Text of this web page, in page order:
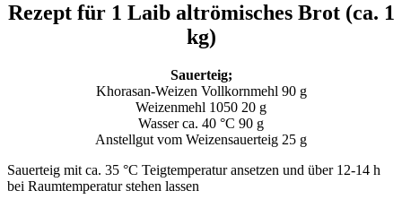
Rezept für 1 Laib altrömisches Brot (ca. 1
kg)
Sauerteig;
Khorasan-Weizen Vollkornmehl 90 g
Weizenmehl 1050 20 g
Wasser ca. 40 °C 90 g
Anstellgut vom Weizensauerteig 25 g
Sauerteig mit ca. 35 °C Teigtemperatur ansetzen und über 12-14 h
bei Raumtemperatur stehen lassen